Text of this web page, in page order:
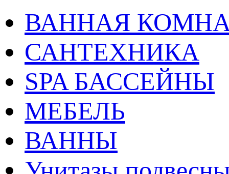
ВАННАЯ
САНТЕХНИКА
SPA БАССЕЙНЫ
МЕБЕЛЬ
ВАННЫ